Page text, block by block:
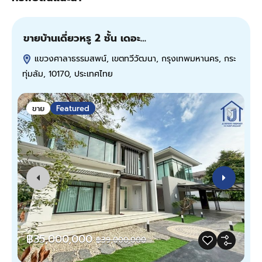
ขายบ้านเดี่ยวหรู 2 ชั้น เดอะ…
แขวงศาลาธรรมสพน์, เขตทวีวัฒนา, กรุงเทพมหานคร, กระ
ทุ่มล้ม, 10170, ประเทศไทย
ขาย Featured
฿35,000,000 ฿39,000,000